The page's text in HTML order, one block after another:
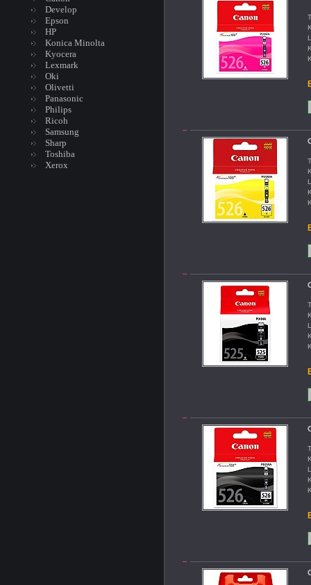
Develop
Epson
HP
Konica Minolta
Kyocera
Lexmark
Oki
Olivetti
Panasonic
Philips
Ricoh
Samsung
Sharp
Toshiba
Xerox